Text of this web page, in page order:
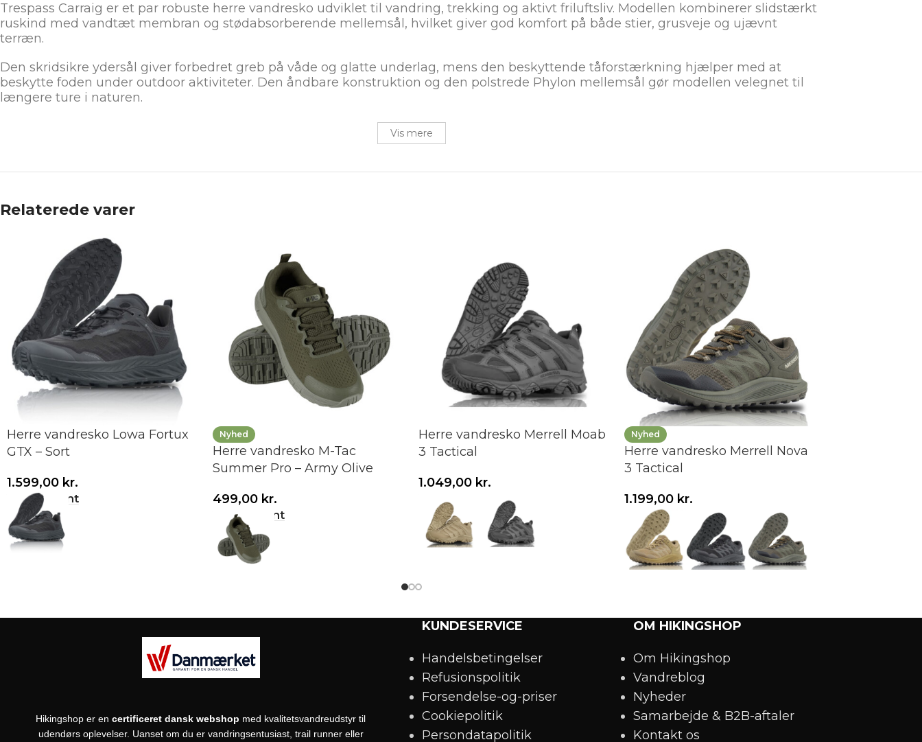
Trespass Carraig er et par robuste herre vandresko udviklet til vandring, trekking og aktivt friluftsliv. Modellen kombinerer slidstærkt
ruskind med vandtæt membran og stødabsorberende mellemsål, hvilket giver god komfort på både stier, grusveje og ujævnt
terræn.
Den skridsikre ydersål giver forbedret greb på våde og glatte underlag, mens den beskyttende tåforstærkning hjælper med at
beskytte foden under outdoor aktiviteter. Den åndbare konstruktion og den polstrede Phylon mellemsål gør modellen velegnet til
længere ture i naturen.
Vis mere
Relaterede varer
Herre vandresko Lowa Fortux
GTX – Sort
1.599,00 kr.
Vælg variant
Nyhed
Herre vandresko M-Tac
Summer Pro – Army Olive
499,00 kr.
Vælg variant
Herre vandresko Merrell Moab
3 Tactical
1.049,00 kr.
Vælg variant
Nyhed
Herre vandresko Merrell Nova
3 Tactical
1.199,00 kr.
Vælg variant
Hikingshop er en certificeret dansk webshop med kvalitetsvandreudstyr til
udendørs oplevelser. Uanset om du er vandringsentusiast, trail runner eller
KUNDESERVICE
Handelsbetingelser
Refusionspolitik
Forsendelse-og-priser
Cookiepolitik
Persondatapolitik
OM HIKINGSHOP
Om Hikingshop
Vandreblog
Nyheder
Samarbejde & B2B-aftaler
Kontakt os